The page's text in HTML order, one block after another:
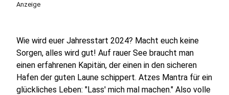
Anzeige
Wie wird euer Jahresstart 2024? Macht euch keine
Sorgen, alles wird gut! Auf rauer See braucht man
einen erfahrenen Kapitän, der einen in den sicheren
Hafen der guten Laune schippert. Atzes Mantra für ein
glückliches Leben: "Lass' mich mal machen." Also volle